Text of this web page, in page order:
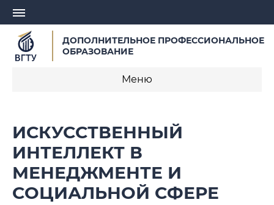
ДОПОЛНИТЕЛЬНОЕ ПРОФЕССИОНАЛЬНОЕ
ОБРАЗОВАНИЕ
Меню
Профессиональная переподготовка
Курсы повышения квалификации
ИСКУССТВЕННЫЙ
ИНТЕЛЛЕКТ В
МЕНЕДЖМЕНТЕ И
СОЦИАЛЬНОЙ СФЕРЕ